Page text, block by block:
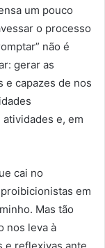
um pouco
o processo
não é
gerar as
e capazes de nos
e, em
cai no
em
Mas tão
nos leva à